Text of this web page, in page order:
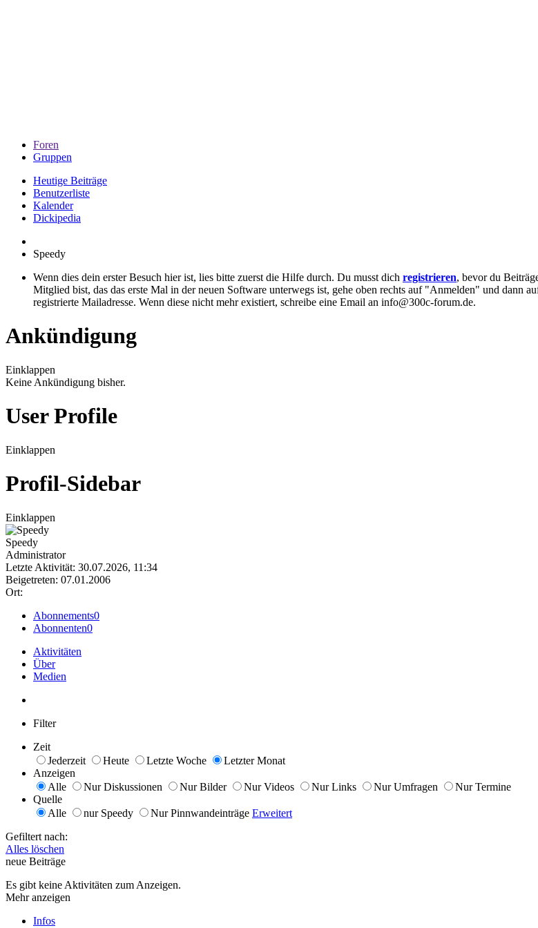
Foren
Gruppen
Heutige Beiträge
Benutzerliste
Kalender
Dickipedia
Speedy
Wenn dies dein erster Besuch hier ist, lies bitte zuerst die Hilfe durch. Du musst dich registrieren, bevor du
Mitglied bist, das das erste Mal in der neuen Software unterwegs ist, gehe oben rechts auf "Anmelden" und dann
registrierte Mailadresse. Wenn diese nicht mehr existiert, schreibe eine Email an info@300c-forum.de.
Ankündigung
Einklappen
Keine Ankündigung bisher.
User Profile
Einklappen
Profil-Sidebar
Einklappen
Speedy
Administrator
Letzte Aktivität: 30.07.2026, 11:34
Beigetreten: 07.01.2006
Ort:
Abonnements0
Abonnenten0
Aktivitäten
Über
Medien
Filter
Zeit
Jederzeit
Heute Letzte Woche
Letzter Monat
Anzeigen
Alle
Nur Diskussionen Nur Bilder Nur Videos Nur Links Nur Umfragen
Nur Termine
Quelle
Alle
nur Speedy Nur Pinnwandeinträge Erweitert
Gefiltert nach:
Alles löschen
neue Beiträge
Es gibt keine Aktivitäten zum Anzeigen.
Mehr anzeigen
Infos